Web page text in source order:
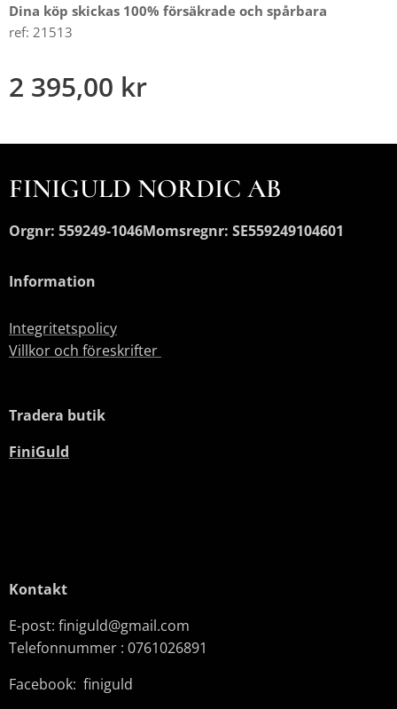
Dina köp skickas 100% försäkrade och spårbara
ref: 21513
2 395,00 kr
FINIGULD NORDIC AB
Orgnr: 559249-1046Momsregnr: SE559249104601
Information
Integritetspolicy
Villkor och föreskrifter
Tradera butik
FiniGuld
Kontakt
E-post: finiguld@gmail.com
Telefonnummer : 0761026891
Facebook: finiguld